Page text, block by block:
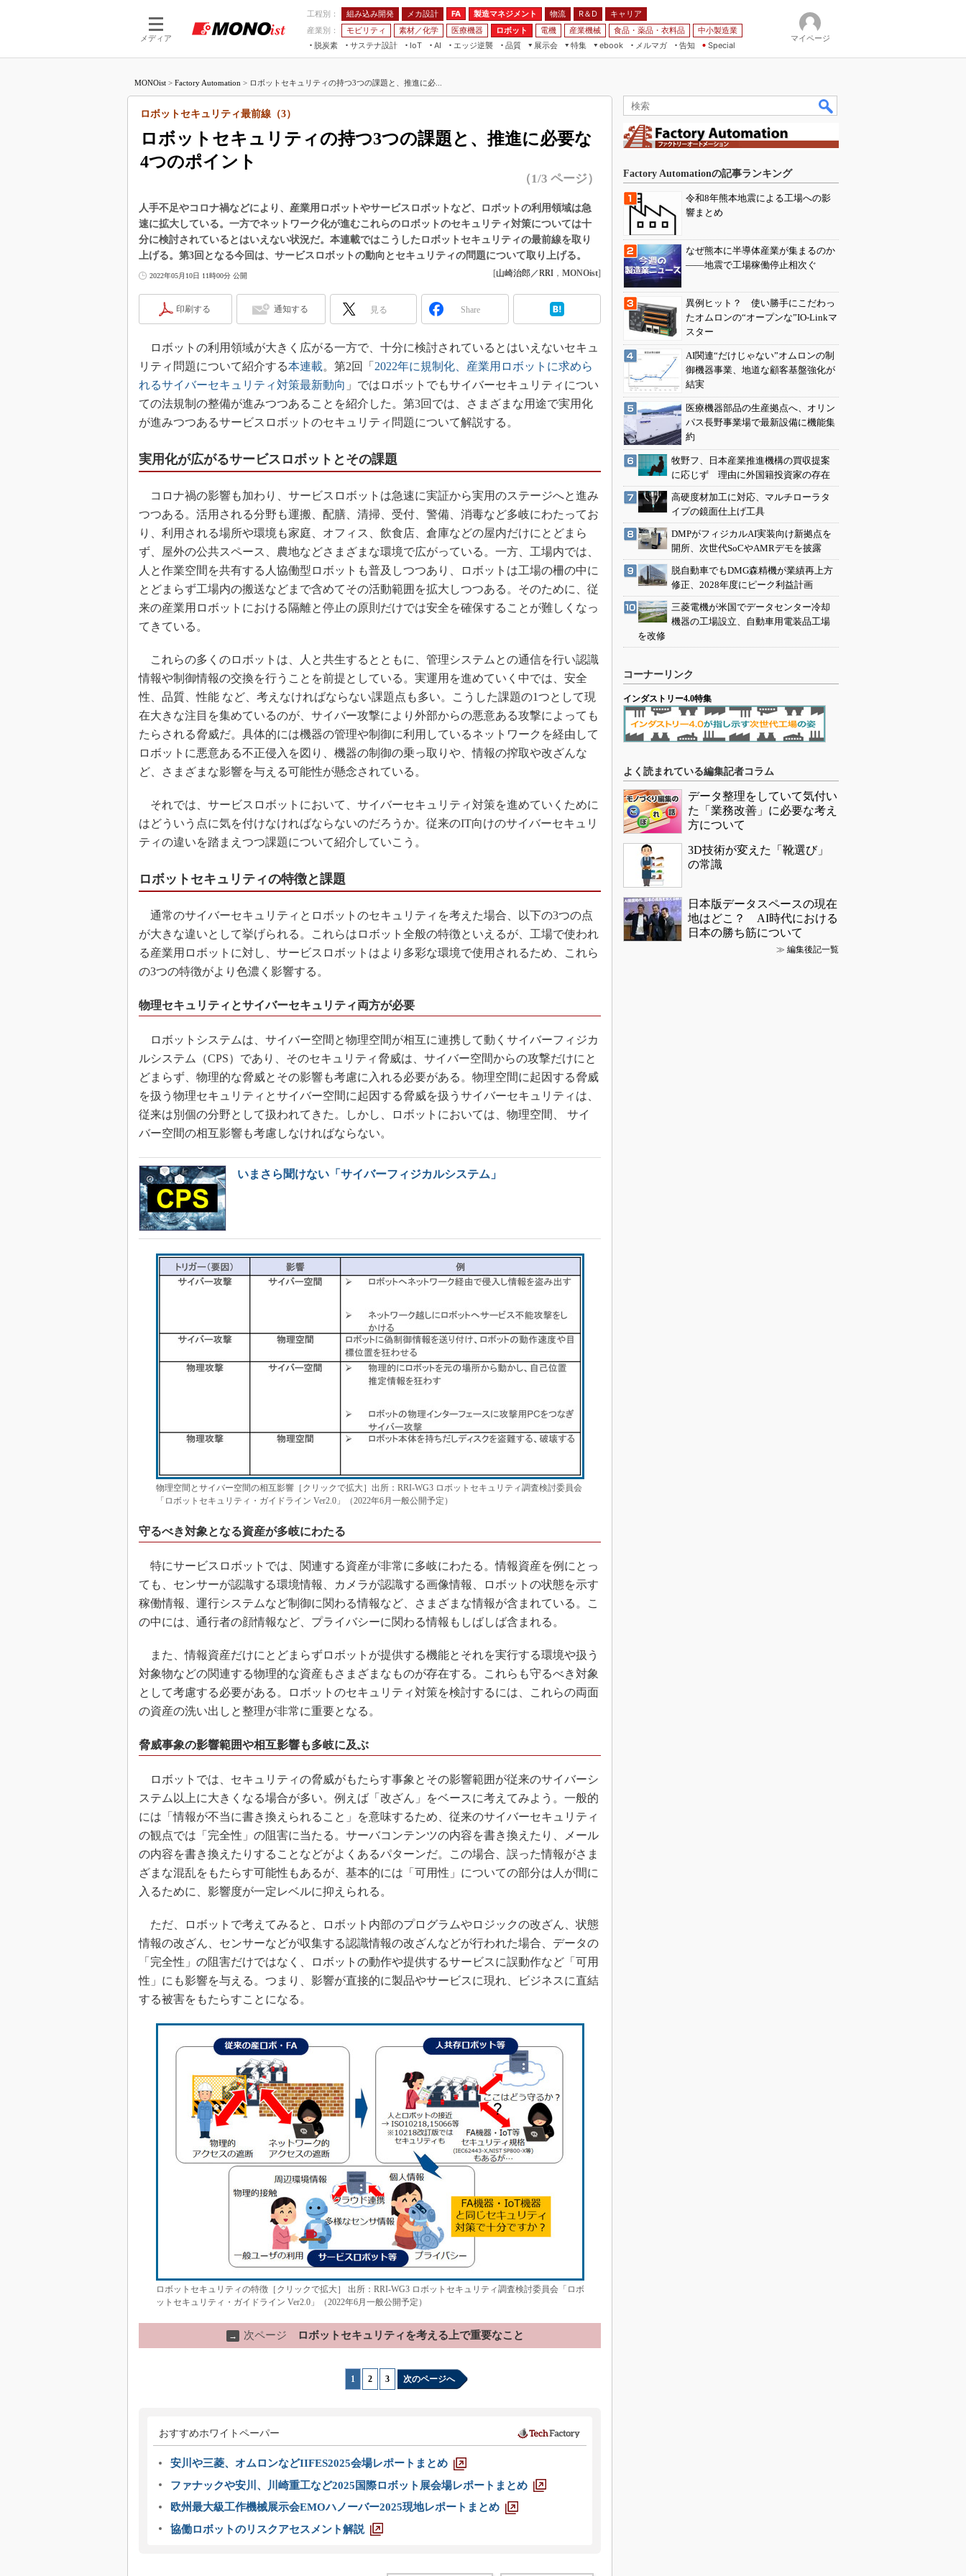
メディア
工程別： 組み込み開発 メカ設計 FA 製造マネジメント 物流 R＆D
キャリア
産業別：
モビリティ 素材／化学 医療機器 ロボット 電機 産業機械 食品・薬品・衣料品
中小製造業
脱炭素
サステナ設計
IoT
つながる工場
つながるサービス
AI
AI×設備保全
エッジ逆襲 品質
展示会
JIMTOF
IIFES
TECHNO-FRONTIER
人テク展
スマート工場EXPO
日本ものづくりワールド
AUTOMOTIVE WORLD
特集
つながるクルマ
VR／AR
フィールドサービス
組み込みモデリング
Windows Embedded
車載ソフト開発
無償設計ツール
3Dプリンタ
デジタルツインとCAE
S＆OP
インダストリー4.0
イノベーション
知財マネジメント
海外生産
グローバル設計・開発
制御セキュリティ
新型コロナへの対応
ebook
モビリティ
メルマガ
告知 Special
マイページ
MONOist > Factory Automation > ロボットセキュリティの持つ3つの課題と、推進に必...
ロボットセキュリティの持つ3つの課題と、推進に必要な
4つのポイント
ロボットセキュリティ最前線（3）
（1/3 ページ）
人手不足やコロナ禍などにより、産業用ロボットやサービスロボットなど、ロボットの利用領域は急
速に拡大している。一方でネットワーク化が進むこれらのロボットのセキュリティ対策については十
分に検討されているとはいえない状況だ。本連載ではこうしたロボットセキュリティの最前線を取り
上げる。第3回となる今回は、サービスロボットの動向とセキュリティの問題について取り上げる。
2022年05月10日 11時00分 公開 [山崎治郎／RRI ， MONOist]
印刷する 通知する 見る Share
ロボットの利用領域が大きく広がる一方で、十分に検討されているとはいえないセキュ
リティ問題について紹介する本連載。第2回「 2022年に規制化、産業用ロボットに求めら
れるサイバーセキュリティ対策最新動向 」ではロボットでもサイバーセキュリティについ
ての法規制の整備が進みつつあることを紹介した。第3回では、さまざまな用途で実用化
が進みつつあるサービスロボットのセキュリティ問題について解説する。
実用化が広がるサービスロボットとその課題
コロナ禍の影響も加わり、サービスロボットは急速に実証から実用のステージへと進み
つつある。活用される分野も運搬、配膳、清掃、受付、警備、消毒など多岐にわたってお
り、利用される場所や環境も家庭、オフィス、飲食店、倉庫などの屋内だけにとどまら
ず、屋外の公共スペース、農地などさまざまな環境で広がっている。一方、工場内では、
人と作業空間を共有する人協働型ロボットも普及しつつあり、ロボットは工場の柵の中に
とどまらず工場内の搬送などまで含めてその活動範囲を拡大しつつある。そのために、従
来の産業用ロボットにおける隔離と停止の原則だけでは安全を確保することが難しくなっ
てきている。
これらの多くのロボットは、人と共生するとともに、管理システムとの通信を行い認識
情報や制御情報の交換を行うことを前提としている。実運用を進めていく中では、安全
性、品質、性能 など、考えなければならない課題点も多い。こうした課題の1つとして現
在大きな注目を集めているのが、サイバー攻撃により外部からの悪意ある攻撃によっても
たらされる脅威だ。具体的には機器の管理や制御に利用しているネットワークを経由して
ロボットに悪意ある不正侵入を図り、機器の制御の乗っ取りや、情報の搾取や改ざんな
ど、さまざまな影響を与える可能性が懸念されている。
それでは、サービスロボットにおいて、サイバーセキュリティ対策を進めていくために
はどういう点に気を付けなければならないのだろうか。従来のIT向けのサイバーセキュリ
ティの違いを踏まえつつ課題について紹介していこう。
ロボットセキュリティの特徴と課題
通常のサイバーセキュリティとロボットのセキュリティを考えた場合、以下の3つの点
が大きな違いとして挙げられる。これらはロボット全般の特徴といえるが、工場で使われ
る産業用ロボットに対し、サービスロボットはより多彩な環境で使用されるため、これら
の3つの特徴がより色濃く影響する。
物理セキュリティとサイバーセキュリティ両方が必要
ロボットシステムは、サイバー空間と物理空間が相互に連携して動くサイバーフィジカ
ルシステム（CPS）であり、そのセキュリティ脅威は、サイバー空間からの攻撃だけにと
どまらず、物理的な脅威とその影響も考慮に入れる必要がある。物理空間に起因する脅威
を扱う物理セキュリティとサイバー空間に起因する脅威を扱うサイバーセキュリティは、
従来は別個の分野として扱われてきた。しかし、ロボットにおいては、物理空間、 サイ
バー空間の相互影響も考慮しなければならない。
いまさら聞けない「サイバーフィジカルシステム」
物理空間とサイバー空間の相互影響［クリックで拡大］出所：RRI-WG3 ロボットセキュリティ調査検討委員会
「ロボットセキュリティ・ガイドライン Ver2.0」（2022年6月一般公開予定）
守るべき対象となる資産が多岐にわたる
特にサービスロボットでは、関連する資産が非常に多岐にわたる。情報資産を例にとっ
ても、センサーが認識する環境情報、カメラが認識する画像情報、ロボットの状態を示す
稼働情報、運行システムなど制御に関わる情報など、さまざまな情報が含まれている。こ
の中には、通行者の顔情報など、プライバシーに関わる情報もしばしば含まれる。
また、情報資産だけにとどまらずロボットが提供する機能とそれを実行する環境や扱う
対象物などの関連する物理的な資産もさまざまなものが存在する。これらも守るべき対象
として考慮する必要がある。ロボットのセキュリティ対策を検討するには、これらの両面
の資産の洗い出しと整理が非常に重要となる。
脅威事象の影響範囲や相互影響も多岐に及ぶ
ロボットでは、セキュリティの脅威がもたらす事象とその影響範囲が従来のサイバーシ
ステム以上に大きくなる場合が多い。例えば「改ざん」をベースに考えてみよう。一般的
には「情報が不当に書き換えられること」を意味するため、従来のサイバーセキュリティ
の観点では「完全性」の阻害に当たる。サーバコンテンツの内容を書き換えたり、メール
の内容を書き換えたりすることなどがよくあるパターンだ。この場合、誤った情報がさま
ざまな混乱をもたらす可能性もあるが、基本的には「可用性」についての部分は人が間に
入るために、影響度が一定レベルに抑えられる。
ただ、ロボットで考えてみると、ロボット内部のプログラムやロジックの改ざん、状態
情報の改ざん、センサーなどが収集する認識情報の改ざんなどが行われた場合、データの
「完全性」の阻害だけではなく、ロボットの動作や提供するサービスに誤動作など「可用
性」にも影響を与える。つまり、影響が直接的に製品やサービスに現れ、ビジネスに直結
する被害をもたらすことになる。
ロボットセキュリティの特徴［クリックで拡大］ 出所：RRI-WG3 ロボットセキュリティ調査検討委員会「ロボ
ットセキュリティ・ガイドライン Ver2.0」（2022年6月一般公開予定）
→ 次ページ ロボットセキュリティを考える上で重要なこと
1 2 3 次のページへ
おすすめホワイトペーパー
安川や三菱、オムロンなどIIFES2025会場レポートまとめ
ファナックや安川、川崎重工など2025国際ロボット展会場レポートまとめ
欧州最大級工作機械展示会EMOハノーバー2025現地レポートまとめ
協働ロボットのリスクアセスメント解説
Factory Automationの記事ランキング
令和8年熊本地震による工場への影
響まとめ
なぜ熊本に半導体産業が集まるのか
――地震で工場稼働停止相次ぐ
異例ヒット？ 使い勝手にこだわっ
たオムロンの“オープンな”IO-Linkマ
スター
AI関連“だけじゃない”オムロンの制
御機器事業、地道な顧客基盤強化が
結実
医療機器部品の生産拠点へ、オリン
パス長野事業場で最新設備に機能集
約
牧野フ、日本産業推進機構の買収提案
に応じず 理由に外国籍投資家の存在
高硬度材加工に対応、マルチローラタ
イプの鏡面仕上げ工具
DMPがフィジカルAI実装向け新拠点を
開所、次世代SoCやAMRデモを披露
脱自動車でもDMG森精機が業績再上方
修正、2028年度にピーク利益計画
三菱電機が米国でデータセンター冷却
機器の工場設立、自動車用電装品工場
を改修
コーナーリンク
インダストリー4.0特集
よく読まれている編集記者コラム
データ整理をしていて気付い
た「業務改善」に必要な考え
方について
3D技術が変えた「靴選び」
の常識
日本版データスペースの現在
地はどこ？ AI時代における
日本の勝ち筋について
≫ 編集後記一覧